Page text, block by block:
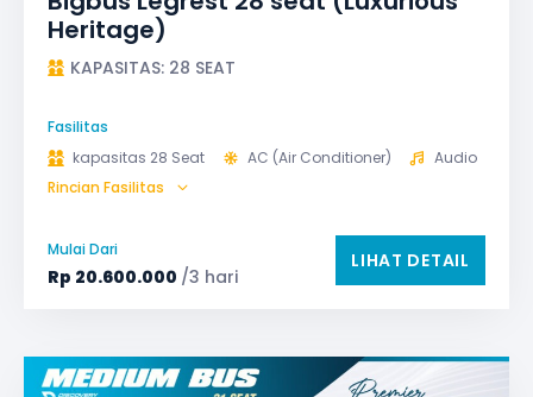
Heritage)
KAPASITAS: 28 SEAT
Fasilitas
kapasitas 28 Seat
AC (Air Conditioner)
Audio
Bagasi
GPS
Safety Tools (P3K, Windows Breaker, dll)
Rincian Fasilitas
Mulai Dari
Rp 20.600.000 /3 hari
LIHAT DETAIL